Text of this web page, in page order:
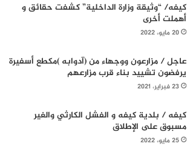
كيفه/ “وثيقة وزارة الداخلية” كشفت حقائق و
أهملت أخرى
20 مايو، 2022
عاجل / مزارعون ووجهاء من (آدوابه )مكطع أسفيرة
يرفضون تشييد بناء قرب مزارعهم
23 فبراير، 2021
كيفه / بلدية كيفه و الفشل الكارثي والغير
مسبوق على الإطلاق
25 مايو، 2022